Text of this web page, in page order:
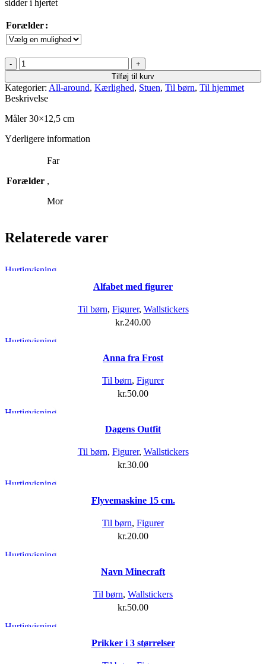
sidder i hjertet
Forælder
Tilføj til kurv
Kategorier: All-around, Kærlighed, Stuen, Til børn, Til hjemmet
Beskrivelse
Måler 30×12,5 cm
Yderligere information
Forælder
Far
,
Mor
Relaterede varer
Hurtigvisning
Alfabet med figurer
Til børn, Figurer, Wallstickers
kr.240.00
Hurtigvisning
Anna fra Frost
Til børn, Figurer
kr.50.00
Hurtigvisning
Dagens Outfit
Til børn, Figurer, Wallstickers
kr.30.00
Hurtigvisning
Flyvemaskine 15 cm.
Til børn, Figurer
kr.20.00
Hurtigvisning
Navn Minecraft
Til børn, Wallstickers
kr.50.00
Hurtigvisning
Prikker i 3 størrelser